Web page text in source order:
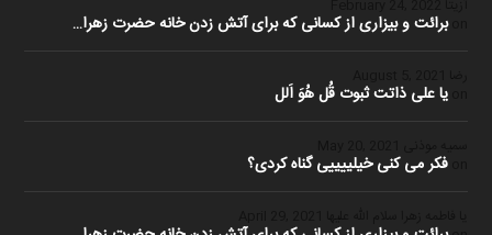
برائت و بیزاری از کسانی که برای آتش زدن خانه حضرت زهرا…
رضا
یا علی ذاتت ثبوت قُل هُوَ اَلل
سمیه موذنی
فکر می کنی خیلییییی گناه کردی؟
یا فاطمه زهرا سلام الله علیها